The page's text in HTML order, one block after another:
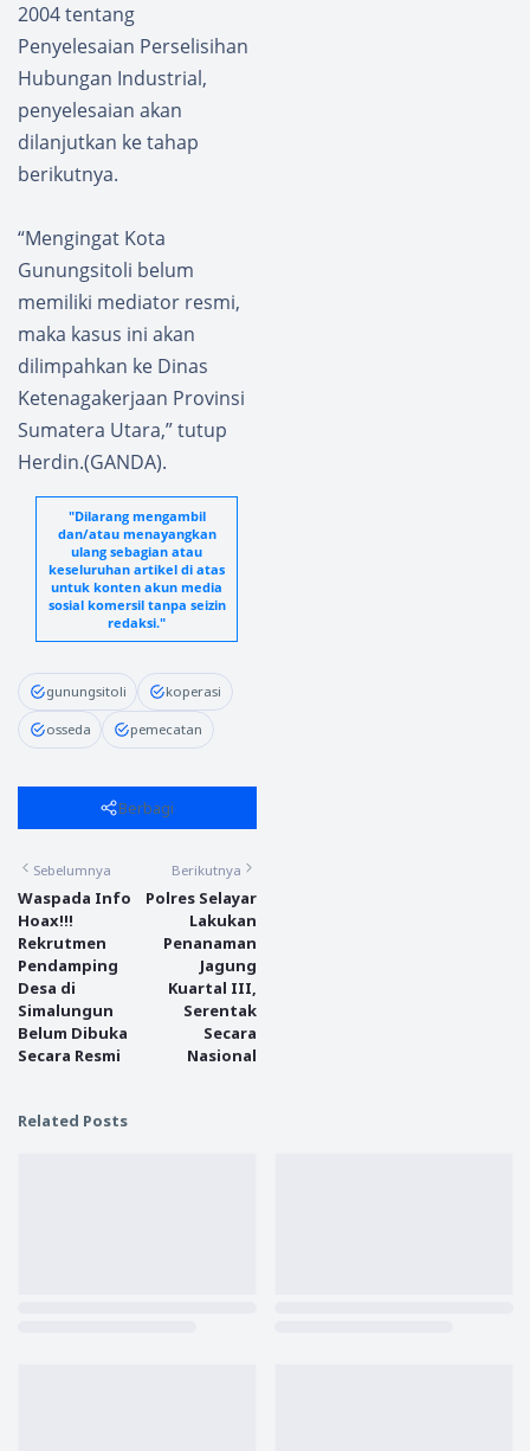
2004 tentang
Penyelesaian Perselisihan
Hubungan Industrial,
penyelesaian akan
dilanjutkan ke tahap
berikutnya.
“Mengingat Kota
Gunungsitoli belum
memiliki mediator resmi,
maka kasus ini akan
dilimpahkan ke Dinas
Ketenagakerjaan Provinsi
Sumatera Utara,” tutup
Herdin.(GANDA).
"Dilarang mengambil
dan/atau menayangkan
ulang sebagian atau
keseluruhan artikel di atas
untuk konten akun media
sosial komersil tanpa seizin
redaksi."
gunungsitoli koperasi
osseda pemecatan
Berbagi
Sebelumnya
Waspada Info
Hoax!!!
Rekrutmen
Pendamping
Desa di
Simalungun
Belum Dibuka
Secara Resmi
Berikutnya
Polres Selayar
Lakukan
Penanaman
Jagung
Kuartal III,
Serentak
Secara
Nasional
Related Posts